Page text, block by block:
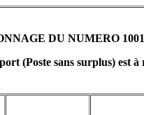
DU NUMERO
(Poste sans surplus) est à